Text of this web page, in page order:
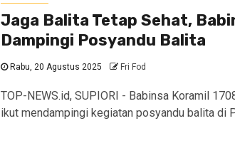
Jaga Balita Tetap Sehat,
Dampingi Posyandu Balita
Rabu, 20 Agustus 2025 Fri Fod
TOP-NEWS.id, SUPIORI - Babinsa Koramil
ikut mendampingi kegiatan posyandu balita di